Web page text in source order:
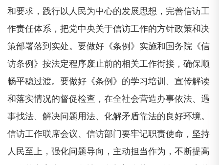
和要求，践行以人民为中心的发展思想，完善信访工
作责任体系，把党中央关于信访工作的方针政策和决
策部署落到实处。要做好《条例》实施和国务院《信
访条例》按法定程序废止前的相关工作衔接，确保顺
畅平稳过渡。要做好《条例》的学习培训、宣传解读
和落实情况的督促检查，在全社会营造办事依法、遇
事找法、解决问题用法、化解矛盾靠法的良好环境。
信访工作联席会议、信访部门要牢记职责使命，坚持
人民至上，强化问题导向，主动担当作为，不断提高